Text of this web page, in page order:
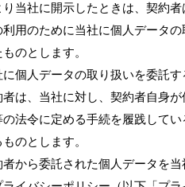
り当社に開示したときは、契約者
用のために当社に個人データの
のとします。
個人データの取り扱いを委託す
者は、当社に対し、契約者自身が
法令に定める手続を履践してい
のとします。
者から委託された個人データを当